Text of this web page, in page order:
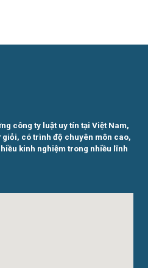
công ty luật uy tín tại Việt Nam,
giỏi, có trình độ chuyên môn cao,
kinh nghiệm trong nhiều lĩnh